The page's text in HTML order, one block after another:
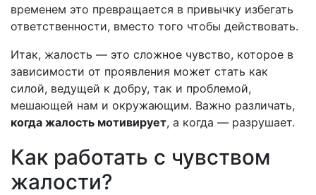
временем это превращается в привычку избегать
ответственности, вместо того чтобы действовать.
Итак, жалость — это сложное чувство, которое в
зависимости от проявления может стать как
силой, ведущей к добру, так и проблемой,
мешающей нам и окружающим. Важно различать,
когда жалость мотивирует, а когда — разрушает.
Как работать с чувством
жалости?